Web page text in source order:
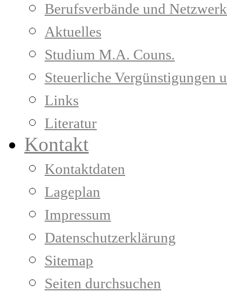
Berufsverbände und
Aktuelles
Studium M.A. Couns.
Steuerliche Vergünstigungen
Links
Literatur
Kontakt
Kontaktdaten
Lageplan
Impressum
Datenschutzerklärung
Sitemap
Seiten durchsuchen